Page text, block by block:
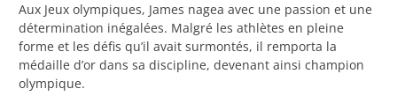
Aux Jeux olympiques, James nagea avec une passion et une
détermination inégalées. Malgré les athlètes en pleine
forme et les défis qu’il avait surmontés, il remporta la
médaille d’or dans sa discipline, devenant ainsi champion
olympique.